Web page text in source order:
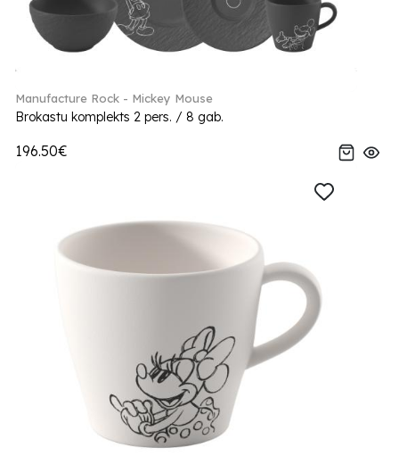
Manufacture Rock - Mickey Mouse
Brokastu komplekts 2 pers. / 8 gab.
196.50€